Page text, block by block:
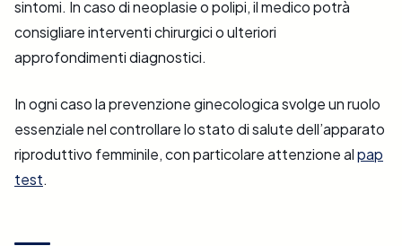
sintomi. In caso di neoplasie o polipi, il medico potrà
consigliare interventi chirurgici o ulteriori
approfondimenti diagnostici.
In ogni caso la prevenzione ginecologica svolge un ruolo
essenziale nel controllare lo stato di salute dell’apparato
riproduttivo femminile, con particolare attenzione alpap
test.